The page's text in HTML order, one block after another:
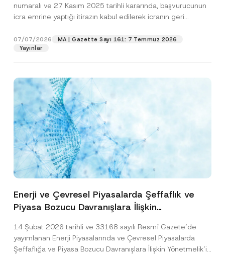
numaralı ve 27 Kasım 2025 tarihli kararında, başvurucunun
icra emrine yaptığı itirazın kabul edilerek icranın geri
07/07/2026
MA | Gazette Sayı 161: 7 Temmuz 2026
Yayınlar
Enerji ve Çevresel Piyasalarda Şeffaflık ve
Piyasa Bozucu Davranışlara İlişkin
14 Şubat 2026 tarihli ve 33168 sayılı Resmî Gazete’de
yayımlanan Enerji Piyasalarında ve Çevresel Piyasalarda
Şeffaflığa ve Piyasa Bozucu Davranışlara İlişkin Yönetmelik’in